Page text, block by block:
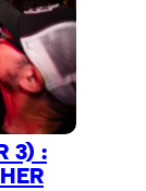
3) :